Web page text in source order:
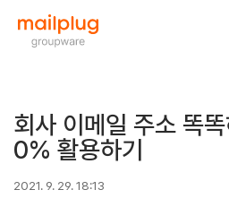
회사 이메일 주소 똑
0% 활용하기
2021. 9. 29. 18:13